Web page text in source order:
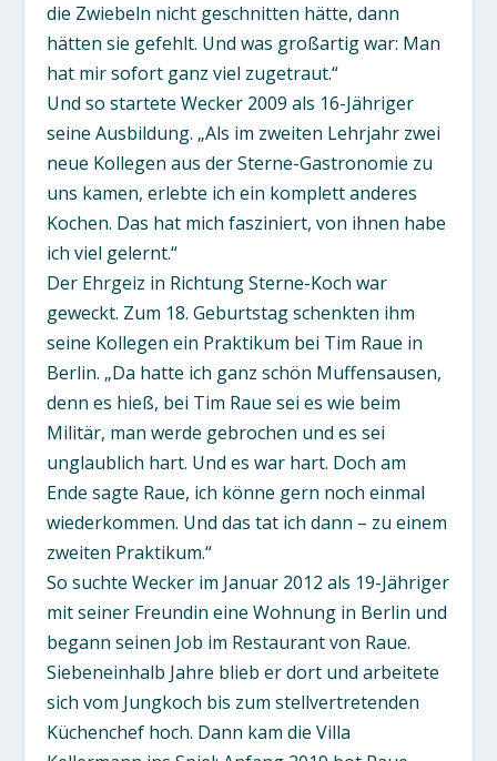
die Zwiebeln nicht geschnitten hätte, dann
hätten sie gefehlt. Und was großartig war: Man
hat mir sofort ganz viel zugetraut.“
Und so startete Wecker 2009 als 16-Jähriger
seine Ausbildung. „Als im zweiten Lehrjahr zwei
neue Kollegen aus der Sterne-Gastronomie zu
uns kamen, erlebte ich ein komplett anderes
Kochen. Das hat mich fasziniert, von ihnen habe
ich viel gelernt.“
Der Ehrgeiz in Richtung Sterne-Koch war
geweckt. Zum 18. Geburtstag schenkten ihm
seine Kollegen ein Praktikum bei Tim Raue in
Berlin. „Da hatte ich ganz schön Muffensausen,
denn es hieß, bei Tim Raue sei es wie beim
Militär, man werde gebrochen und es sei
unglaublich hart. Und es war hart. Doch am
Ende sagte Raue, ich könne gern noch einmal
wiederkommen. Und das tat ich dann – zu einem
zweiten Praktikum.“
So suchte Wecker im Januar 2012 als 19-Jähriger
mit seiner Freundin eine Wohnung in Berlin und
begann seinen Job im Restaurant von Raue.
Siebeneinhalb Jahre blieb er dort und arbeitete
sich vom Jungkoch bis zum stellvertretenden
Küchenchef hoch. Dann kam die Villa